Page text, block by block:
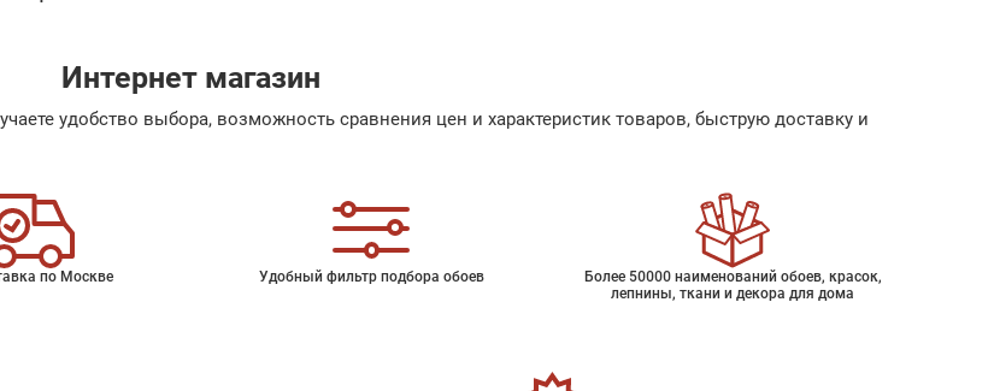
Интернет магазин
удобство выбора, возможность сравнения цен и характеристик товаров, быструю доставку и
по Москве Удобный фильтр подбора обоев
Более 50000 наименований обоев, красок,
лепнины, ткани и декора для дома